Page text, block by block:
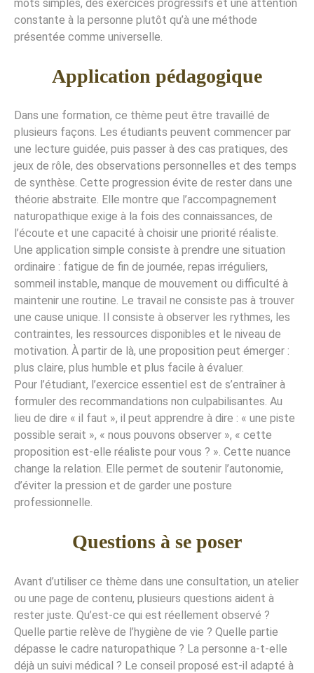
mots simples, des exercices progressifs et une attention
constante à la personne plutôt qu’à une méthode
présentée comme universelle.
Application pédagogique
Dans une formation, ce thème peut être travaillé de
plusieurs façons. Les étudiants peuvent commencer par
une lecture guidée, puis passer à des cas pratiques, des
jeux de rôle, des observations personnelles et des temps
de synthèse. Cette progression évite de rester dans une
théorie abstraite. Elle montre que l’accompagnement
naturopathique exige à la fois des connaissances, de
l’écoute et une capacité à choisir une priorité réaliste.
Une application simple consiste à prendre une situation
ordinaire : fatigue de fin de journée, repas irréguliers,
sommeil instable, manque de mouvement ou difficulté à
maintenir une routine. Le travail ne consiste pas à trouver
une cause unique. Il consiste à observer les rythmes, les
contraintes, les ressources disponibles et le niveau de
motivation. À partir de là, une proposition peut émerger :
plus claire, plus humble et plus facile à évaluer.
Pour l’étudiant, l’exercice essentiel est de s’entraîner à
formuler des recommandations non culpabilisantes. Au
lieu de dire « il faut », il peut apprendre à dire : « une piste
possible serait », « nous pouvons observer », « cette
proposition est-elle réaliste pour vous ? ». Cette nuance
change la relation. Elle permet de soutenir l’autonomie,
d’éviter la pression et de garder une posture
professionnelle.
Questions à se poser
Avant d’utiliser ce thème dans une consultation, un atelier
ou une page de contenu, plusieurs questions aident à
rester juste. Qu’est-ce qui est réellement observé ?
Quelle partie relève de l’hygiène de vie ? Quelle partie
dépasse le cadre naturopathique ? La personne a-t-elle
déjà un suivi médical ? Le conseil proposé est-il adapté à